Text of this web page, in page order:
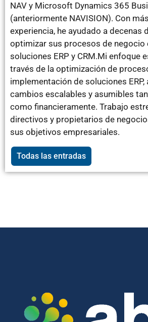
NAV y Microsoft Dynamics 365
(anteriormente NAVISION). Con
experiencia, he ayudado a decenas
optimizar sus procesos de negocio
soluciones ERP y CRM.Mi enfoque
través de la optimización de
implementación de soluciones ERP,
cambios escalables y asumibles
como financieramente. Trabajo
directivos y propietarios de
sus objetivos empresariales.
Todas las entradas